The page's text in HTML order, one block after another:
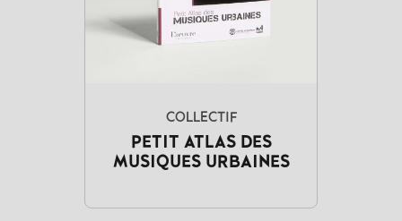
COLLECTIF
PETIT ATLAS DES
MUSIQUES URBAINES